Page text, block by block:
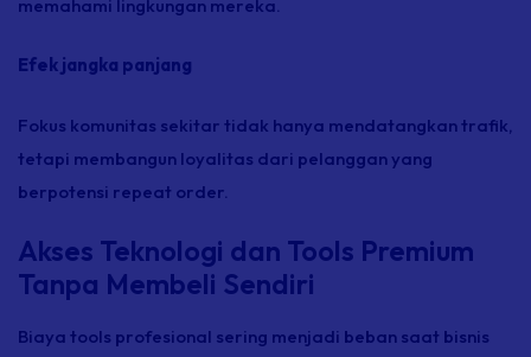
memahami lingkungan mereka.
Efek jangka panjang
Fokus komunitas sekitar tidak hanya mendatangkan trafik,
tetapi membangun loyalitas dari pelanggan yang
berpotensi repeat order.
Akses Teknologi dan Tools Premium
Tanpa Membeli Sendiri
Biaya tools profesional sering menjadi beban saat bisnis